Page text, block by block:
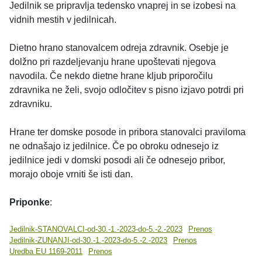
Jedilnik se pripravlja tedensko vnaprej in se izobesi na
vidnih mestih v jedilnicah.
Dietno hrano stanovalcem odreja zdravnik. Osebje je
dolžno pri razdeljevanju hrane upoštevati njegova
navodila. Če nekdo dietne hrane kljub priporočilu
zdravnika ne želi, svojo odločitev s pisno izjavo potrdi pri
zdravniku.
Hrane ter domske posode in pribora stanovalci praviloma
ne odnašajo iz jedilnice. Če po obroku odnesejo iz
jedilnice jedi v domski posodi ali če odnesejo pribor,
morajo oboje vrniti še isti dan.
Priponke:
Jedilnik-STANOVALCI-od-30.-1.-2023-do-5.-2.-2023
Prenos
Jedilnik-ZUNANJI-od-30.-1.-2023-do-5.-2.-2023
Prenos
Uredba EU 1169-2011
Prenos